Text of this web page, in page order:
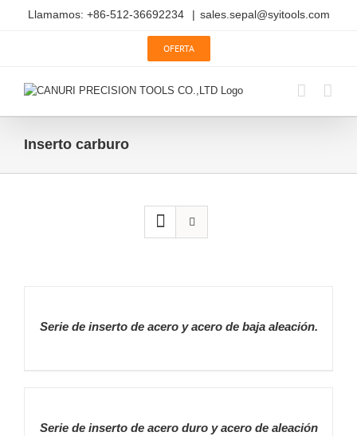
Llamamos: +86-512-36692234 | sales.sepal@syitools.com
OFERTA
Inserto carburo
Serie de inserto de acero y acero de baja aleación.
Serie de inserto de acero duro y acero de aleación